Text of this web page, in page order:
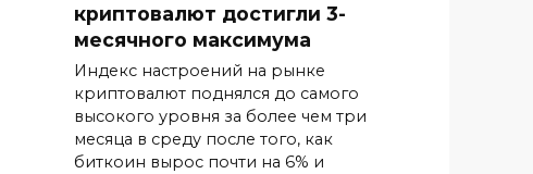
криптовалют достигли 3-
месячного максимума
Индекс настроений на рынке
криптовалют поднялся до самого
высокого уровня за более чем три
месяца в среду после того, как
биткоин вырос почти на 6% и